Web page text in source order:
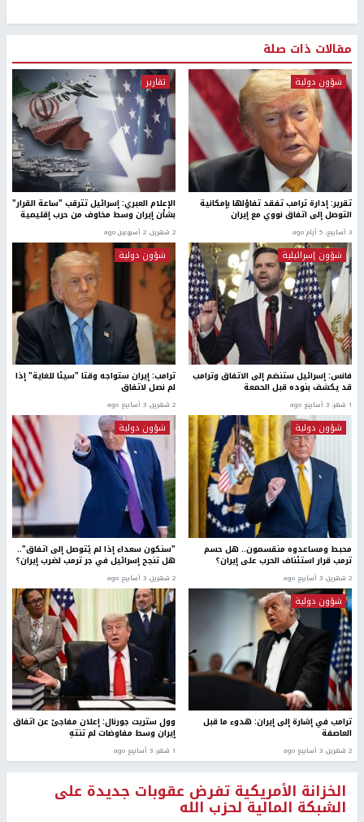
مقالات ذات صلة
شؤون دولية
تقرير: إدارة ترامب تفقد تفاؤلها بإمكانية
التوصل إلى اتفاق نووي مع إيران
3 أسابيع، 5 أيام ago
تقارير
الإعلام العبري: إسرائيل تترقب "ساعة القرار"
بشأن إيران وسط مخاوف من حرب إقليمية
2 شهرين، 2 أسبوعين ago
شؤون إسرائيلية
فانس: إسرائيل ستنضم إلى الاتفاق وترامب
قد يكشف بنوده قبل الحمعة
1 شهر، 3 أسابيع ago
شؤون دولية
ترامب: إيران ستواجه وقتا "سيئا للغاية" إذا
لم نصل لاتفاق
2 شهرين، 3 أسابيع ago
شؤون دولية
محبط ومساعدوه منقسمون.. هل حسم
ترمب قرار استئناف الحرب على إيران؟
2 شهرين، 3 أسابيع ago
شؤون دولية
"سنكون سعداء إذا لم يُتوصل إلى اتفاق"..
هل تنجح إسرائيل في جر ترمب لضرب إيران؟
2 شهرين، 3 أسابيع ago
شؤون دولية
ترامب في إشارة إلى إيران: هدوء ما قبل
العاصفة
2 شهرين، 3 أسابيع ago
وول ستريت جورنال: إعلان مفاجئ عن اتفاق
إيران وسط مفاوضات لم تنتهِ
1 شهر، 3 أسابيع ago
الخزانة الأمريكية تفرض عقوبات جديدة على
الشبكة المالية لحزب الله